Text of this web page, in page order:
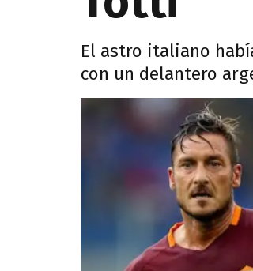
El astro italiano
con un delantero